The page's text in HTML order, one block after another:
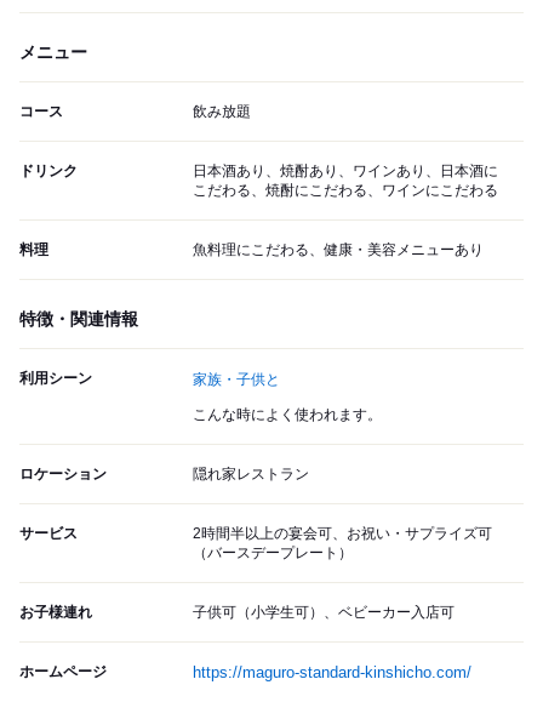
メニュー
コース 飲み放題
ドリンク
日本酒あり、焼酎あり、ワインあり、日本酒に
こだわる、焼酎にこだわる、ワインにこだわる
料理 魚料理にこだわる、健康・美容メニューあり
特徴・関連情報
利用シーン 家族・子供と
こんな時によく使われます。
ロケーション 隠れ家レストラン
サービス
2時間半以上の宴会可、お祝い・サプライズ可
（バースデープレート）
お子様連れ 子供可（小学生可）、ベビーカー入店可
ホームページ https://maguro-standard-kinshicho.com/